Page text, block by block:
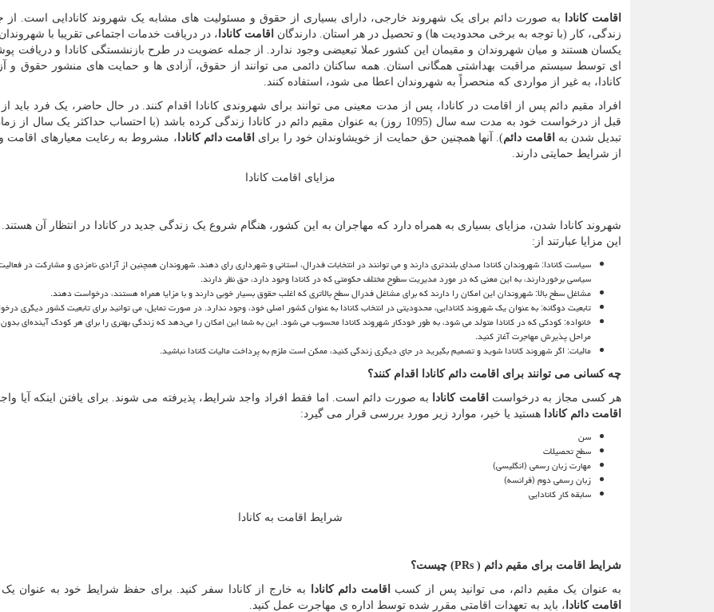
اقامت کانادا
به صورت دائم برای یک شهروند خارجی، دارای بسیاری از حقوق و مسئولیت های مشابه یک شهروند کانادایی است.
زندگی، کار (با توجه به برخی محدودیت ها) و تحصیل در هر استان. دارندگان اقامت کانادا ، در دریافت خدمات اجتماعی تقریبا با شهروندان
یکسان هستند و میان شهروندان و مقیمان این کشور عملا تبعیضی وجود ندارد. از جمله عضویت در طرح بازنشستگی کانادا و دریافت
ای توسط سیستم مراقبت بهداشتی همگانی استان. همه ساکنان دائمی می توانند از حقوق، آزادی ها و حمایت های منشور حقوق و
کانادا، به غیر از مواردی که منحصراً به شهروندان اعطا می شود، استفاده کنند.
افراد مقیم دائم پس از اقامت در کانادا، پس از مدت معینی می توانند برای شهروندی کانادا اقدام کنند. در حال حاضر، یک فرد باید
قبل از درخواست خود به مدت سه سال (1095 روز) به عنوان مقیم دائم در کانادا زندگی کرده باشد (با احتساب حداکثر یک سال از
تبدیل شدن به اقامت دائم). آنها همچنین حق حمایت از خویشاوندان خود را برای اقامت دائم کانادا ، مشروط به رعایت معیارهای اقامت و
از شرایط حمایتی دارند.
مزایای اقامت کانادا
شهروند کانادا شدن، مزایای بسیاری به همراه دارد که مهاجران به این کشور، هنگام شروع یک زندگی جدید در کانادا در انتظار آن
این مزایا عبارتند از:
سیاست کانادا: شهروندان کانادا صدای بلندتری دارند و می توانند در انتخابات فدرال، استانی و شهرداری رای دهند. شهروندان همچنین از آزادی نامزدی و مشارکت در
سیاسی برخوردارند، به این معنی که در مورد مدیریت سطوح مختلف حکومتی که در کانادا وجود دارد، حق نظر دارند.
مشاغل سطح بالا: شهروندان این امکان را دارند که برای مشاغل فدرال سطح بالاتری که اغلب حقوق بسیار خوبی دارند و با مزایا همراه هستند، درخواست دهند.
تابعیت دوگانه: به عنوان یک شهروند کانادایی، محدودیتی در انتخاب کانادا به عنوان کشور اصلی خود، وجود ندارد. در صورت تمایل، می توانید برای تابعیت کشور دیگری
خانواده: کودکی که در کانادا متولد می شود، به طور خودکار شهروند کانادا محسوب می شود. این به شما این امکان را می‌دهد که زندگی بهتری را برای هر کودک آینده‌ای
مراحل پذیرش مهاجرت آغاز کنید.
مالیات: اگر شهروند کانادا شوید و تصمیم بگیرید در جای دیگری زندگی کنید، ممکن است ملزم به پرداخت مالیات کانادا نباشید.
چه کسانی می توانند برای اقامت دائم کانادا اقدام کنند؟
هر کسی مجاز به درخواست اقامت کانادا به صورت دائم است. اما فقط افراد واجد شرایط، پذیرفته می شوند. برای یافتن اینکه آیا
اقامت دائم کانادا هستید یا خیر، موارد زیر مورد بررسی قرار می گیرد:
سن
سطح تحصیلات
مهارت زبان رسمی (انگلیسی)
زبان رسمی دوم (فرانسه)
سابقه کار کانادایی
شرایط اقامت به کانادا
شرایط اقامت برای مقیم دائم (PRs) چیست؟
به عنوان یک مقیم دائم، می توانید پس از کسب
اقامت دائم کانادا
به خارج از کانادا سفر کنید. برای حفظ شرایط خود به عنوان
اقامت کانادا ، باید به تعهدات اقامتی مقرر شده توسط اداره ی مهاجرت عمل کنید.